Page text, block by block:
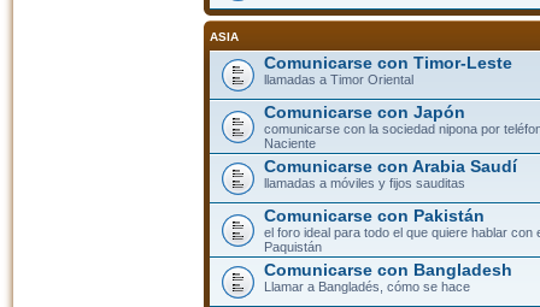
ASIA
Comunicarse con Timor-Leste
llamadas a Timor Oriental
Comunicarse con Japón
comunicarse con la sociedad nipona por
Naciente
Comunicarse con Arabia Saudí
llamadas a móviles y fijos sauditas
Comunicarse con Pakistán
el foro ideal para todo el que quiere hablar con
Paquistán
Comunicarse con Bangladesh
Llamar a Bangladés, cómo se hace